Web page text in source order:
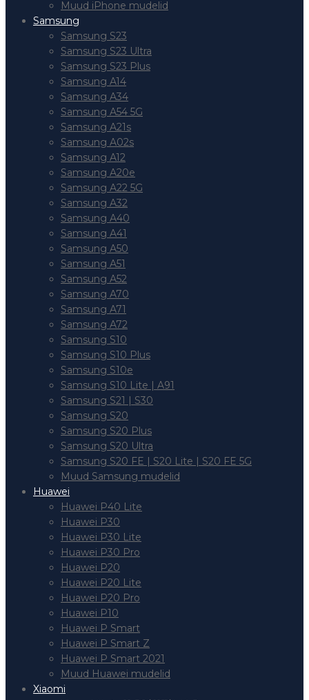
Muud iPhone mudelid
Samsung
Samsung S23
Samsung S23 Ultra
Samsung S23 Plus
Samsung A14
Samsung A34
Samsung A54 5G
Samsung A21s
Samsung A02s
Samsung A12
Samsung A20e
Samsung A22 5G
Samsung A32
Samsung A40
Samsung A41
Samsung A50
Samsung A51
Samsung A52
Samsung A70
Samsung A71
Samsung A72
Samsung S10
Samsung S10 Plus
Samsung S10e
Samsung S10 Lite | A91
Samsung S21 | S30
Samsung S20
Samsung S20 Plus
Samsung S20 Ultra
Samsung S20 FE | S20 Lite | S20 FE 5G
Muud Samsung mudelid
Huawei
Huawei P40 Lite
Huawei P30
Huawei P30 Lite
Huawei P30 Pro
Huawei P20
Huawei P20 Lite
Huawei P20 Pro
Huawei P10
Huawei P Smart
Huawei P Smart Z
Huawei P Smart 2021
Muud Huawei mudelid
Xiaomi